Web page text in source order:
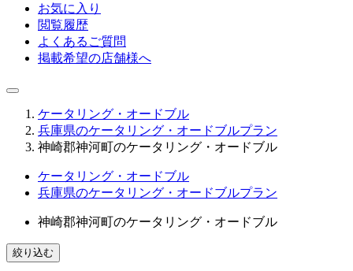
お気に入り
閲覧履歴
よくあるご質問
掲載希望の店舗様へ
ケータリング・オードブル
兵庫県のケータリング・オードブルプラン
神崎郡神河町のケータリング・オードブル
ケータリング・オードブル
兵庫県のケータリング・オードブルプラン
神崎郡神河町のケータリング・オードブル
絞り込む